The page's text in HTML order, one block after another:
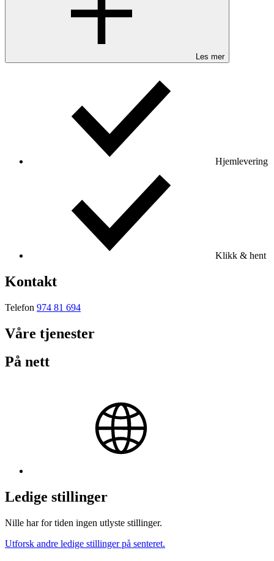
Les mer
Hjemlevering
Klikk & hent
Kontakt
Telefon 974 81 694
Våre tjenester
På nett
Ledige stillinger
Nille har for tiden ingen utlyste stillinger.
Utforsk andre ledige stillinger på senteret.